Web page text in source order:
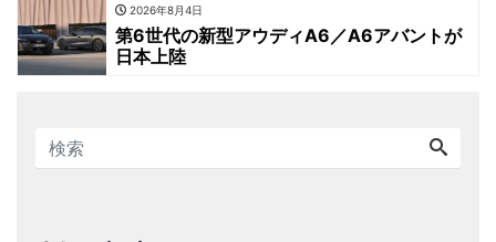
2026年8月4日
第6世代の新型アウディA6／A6アバントが
日本上陸